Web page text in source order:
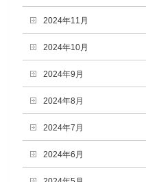
2024年11月
2024年10月
2024年9月
2024年8月
2024年7月
2024年6月